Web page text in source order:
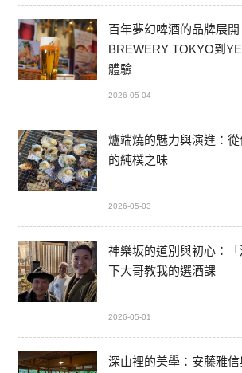
百年夢幻啤酒的品牌展
BREWERY TOKYO到
體驗
2026-05-04
爐端燒的魅力與演進：
的純樸之味
2026-05-03
神樂坂的道別與初心：
下大哥教我的選酒課
2026-05-01
深山裡的美學：安藤雅